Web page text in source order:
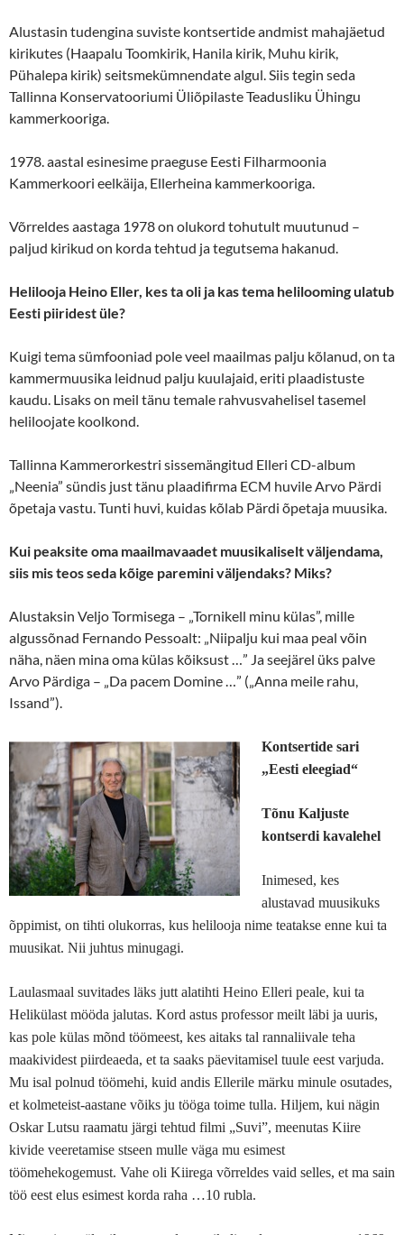
Alustasin tudengina suviste kontsertide andmist mahajäetud
kirikutes (Haapalu Toomkirik, Hanila kirik, Muhu kirik,
Pühalepa kirik) seitsmekümnendate algul. Siis tegin seda
Tallinna Konservatooriumi Üliõpilaste Teadusliku Ühingu
kammerkooriga.
1978. aastal esinesime praeguse Eesti Filharmoonia
Kammerkoori eelkäija, Ellerheina kammerkooriga.
Võrreldes aastaga 1978 on olukord tohutult muutunud –
paljud kirikud on korda tehtud ja tegutsema hakanud.
Helilooja Heino Eller, kes ta oli ja kas tema helilooming ulatub
Eesti piiridest üle?
Kuigi tema sümfooniad pole veel maailmas palju kõlanud, on ta
kammermuusika leidnud palju kuulajaid, eriti plaadistuste
kaudu. Lisaks on meil tänu temale rahvusvahelisel tasemel
heliloojate koolkond.
Tallinna Kammerorkestri sissemängitud Elleri CD-album
„Neenia” sündis just tänu plaadifirma ECM huvile Arvo Pärdi
õpetaja vastu. Tunti huvi, kuidas kõlab Pärdi õpetaja muusika.
Kui peaksite oma maailmavaadet muusikaliselt väljendama,
siis mis teos seda kõige paremini väljendaks? Miks?
Alustaksin Veljo Tormisega – „Tornikell minu külas”, mille
algussõnad Fernando Pessoalt: „Niipalju kui maa peal võin
näha, näen mina oma külas kõiksust …” Ja seejärel üks palve
Arvo Pärdiga – „Da pacem Domine …” („Anna meile rahu,
Issand”).
Kontsertide sari
„Eesti eleegiad“
Tõnu Kaljuste
kontserdi kavalehel
Inimesed, kes
alustavad muusikuks
õppimist, on tihti olukorras, kus helilooja nime teatakse enne kui ta
muusikat. Nii juhtus minugagi.
Laulasmaal suvitades läks jutt alatihti Heino Elleri peale, kui ta
Helikülast mööda jalutas. Kord astus professor meilt läbi ja uuris,
kas pole külas mõnd töömeest, kes aitaks tal rannaliivale teha
maakividest piirdeaeda, et ta saaks päevitamisel tuule eest varjuda.
Mu isal polnud töömehi, kuid andis Ellerile märku minule osutades,
et kolmeteist-aastane võiks ju tööga toime tulla. Hiljem, kui nägin
Oskar Lutsu raamatu järgi tehtud filmi „Suvi”, meenutas Kiire
kivide veeretamise stseen mulle väga mu esimest
töömehekogemust. Vahe oli Kiirega võrreldes vaid selles, et ma sain
töö eest elus esimest korda raha …10 rubla.